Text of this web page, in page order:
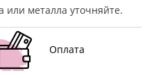
или металла уточняйте.
Оплата